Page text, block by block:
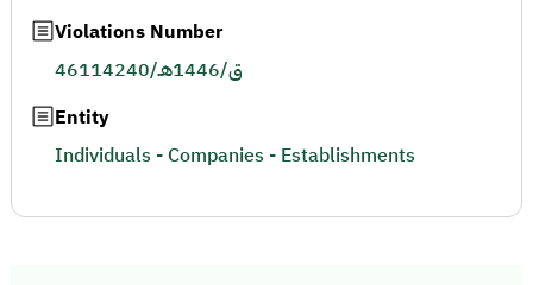
Violations Number
46114240/ق/1446هـ
Entity
Individuals - Companies - Establishments